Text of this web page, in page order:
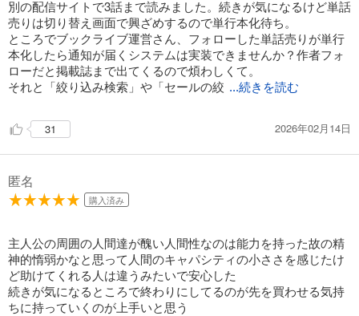
あらすじを表示する
東郷家へ嫁いだ話 16
165円 (税込)
あらすじを表示する
165円 (税込)
試し読み
あらすじを表示する
東郷家へ嫁いだ話 18
別の配信サイトで3話まで読みました。続きが気になるけど単話
売りは切り替え画面で興ざめするので単行本化待ち。
ところでブックライブ運営さん、フォローした単話売りが単行
本化したら通知が届くシステムは実装できませんか？作者フォ
ローだと掲載誌まで出てくるので煩わしくて。
それと「絞り込み検索」や「セールの絞 ...続きを読む
31 2026年02月14日
匿名
購入済み
主人公の周囲の人間達が醜い人間性なのは能力を持った故の精
神的惰弱かなと思って人間のキャパシティの小ささを感じたけ
ど助けてくれる人は違うみたいで安心した
続きが気になるところで終わりにしてるのが先を買わせる気持
ちに持っていくのが上手いと思う